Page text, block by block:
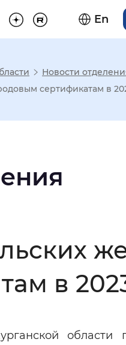
En
Инверсивный
Новости
сертификатам в
в
области